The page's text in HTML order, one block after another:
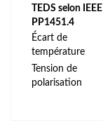
TEDS selon IEEE
PP1451.4
Écart de
température
Tension de
polarisation